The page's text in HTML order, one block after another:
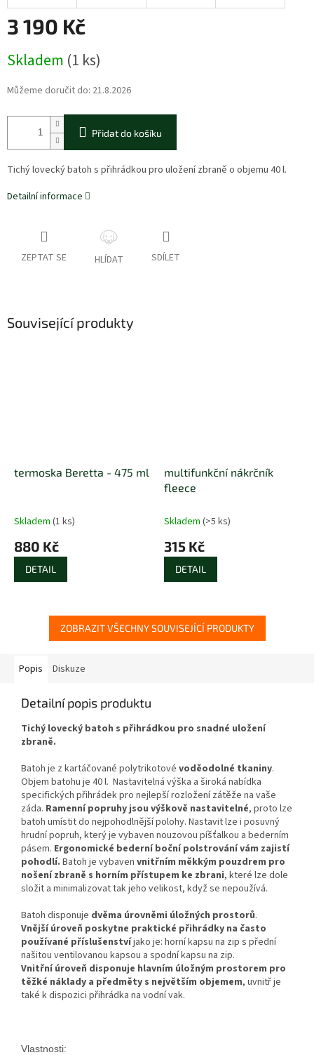
3 190 Kč
cena:
Skladem (1 ks)
Můžeme doručit do: 21.8.2026
Přidat do košíku
Tichý lovecký batoh s přihrádkou pro uložení zbraně o objemu 40 l.
Detailní informace
ZEPTAT SE HLÍDAT SDÍLET
Související produkty
termoska Beretta - 475 ml
Skladem (1 ks)
880 Kč
DETAIL
multifunkční nákrčník
fleece
Skladem (>5 ks)
315 Kč
DETAIL
ZOBRAZIT VŠECHNY SOUVISEJÍCÍ PRODUKTY
Popis Diskuze
Detailní popis produktu
Tichý lovecký batoh s přihrádkou pro snadné uložení
zbraně.
Batoh je z kartáčované polytrikotové voděodolné tkaniny.
Objem batohu je 40 l. Nastavitelná výška a široká nabídka
specifických přihrádek pro nejlepší rozložení zátěže na vaše
záda. Ramenní popruhy jsou výškově nastavitelné, proto lze
batoh umístit do nejpohodlnější polohy. Nastavit lze i posuvný
hrudní popruh, který je vybaven nouzovou píšťalkou a bederním
pásem. Ergonomické bederní boční polstrování vám zajistí
pohodlí. Batoh je vybaven vnitřním měkkým pouzdrem pro
nošení zbraně s horním přístupem ke zbrani, které lze dole
složit a minimalizovat tak jeho velikost, když se nepoužívá.
Batoh disponuje dvěma úrovněmi úložných prostorů.
Vnější úroveň poskytne praktické přihrádky na často
používané příslušenstvíjako je: horní kapsu na zip s přední
našitou ventilovanou kapsou a spodní kapsu na zip.
Vnitřní úroveň disponuje hlavním úložným prostorem pro
těžké náklady a předměty s největším objemem, uvnitř je
také k dispozici přihrádka na vodní vak.
Vlastnosti: